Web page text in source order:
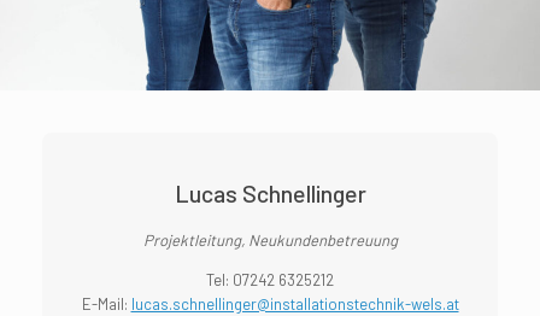
Lucas Schnellinger
Projektleitung, Neukundenbetreuung
Tel: 07242 6325212
E-Mail: lucas.schnellinger@installationstechnik-wels.at